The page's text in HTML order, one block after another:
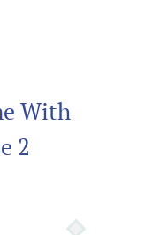
With
2